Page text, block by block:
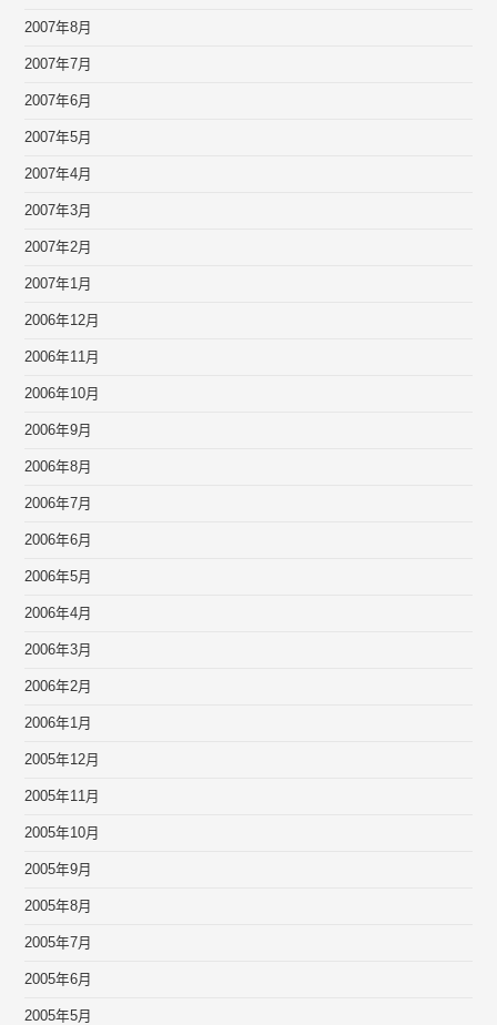
2007年8月
2007年7月
2007年6月
2007年5月
2007年4月
2007年3月
2007年2月
2007年1月
2006年12月
2006年11月
2006年10月
2006年9月
2006年8月
2006年7月
2006年6月
2006年5月
2006年4月
2006年3月
2006年2月
2006年1月
2005年12月
2005年11月
2005年10月
2005年9月
2005年8月
2005年7月
2005年6月
2005年5月